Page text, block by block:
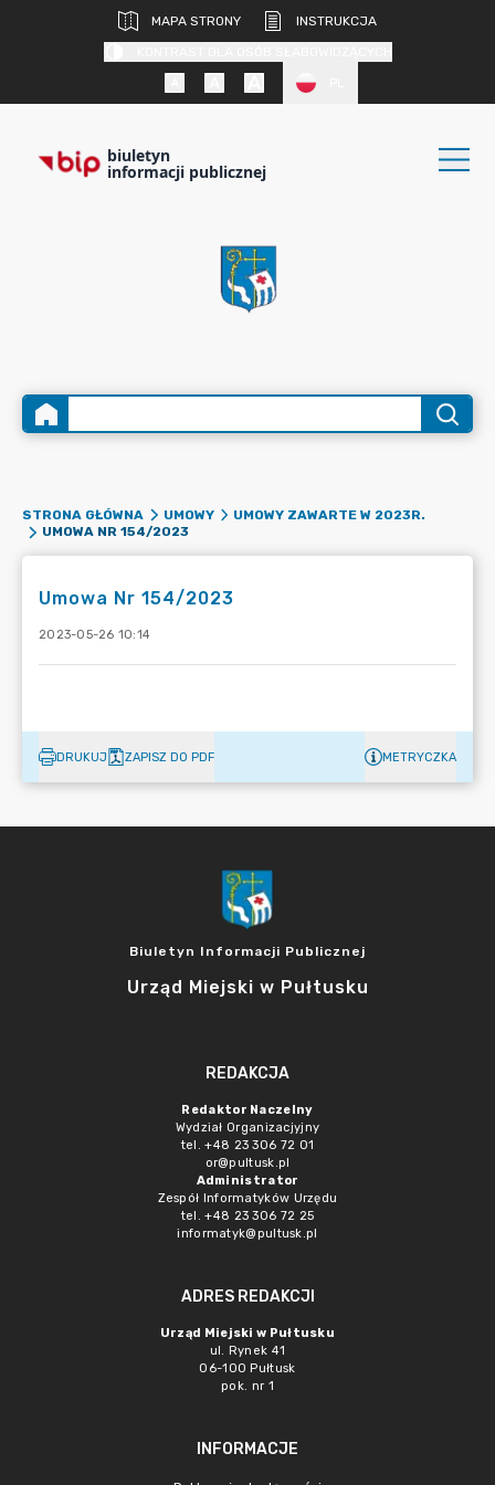
MAPA STRONY
INSTRUKCJA
biuletyn
informacji publicznej
STRONA GŁÓWNA UMOWY
UMOWY ZAWARTE W 2023R.
UMOWA NR 154/2023
Umowa Nr 154/2023
2023-05-26 10:14
DRUKUJ ZAPISZ DO PDF METRYCZKA
Biuletyn Informacji Publicznej
Urząd Miejski w Pułtusku
REDAKCJA
Redaktor Naczelny
Wydział Organizacjyjny
tel. +48 23 306 72 01
or@pultusk.pl
Administrator
Zespół Informatyków Urzędu
tel. +48 23 306 72 25
informatyk@pultusk.pl
ADRES REDAKCJI
Urząd Miejski w Pułtusku
ul. Rynek 41
06-100 Pułtusk
pok. nr 1
INFORMACJE